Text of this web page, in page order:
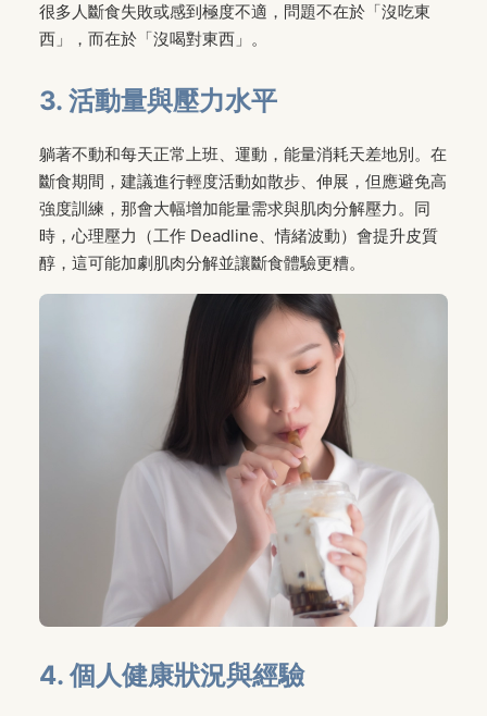
很多人斷食失敗或感到極度不適，問題不在於「沒吃東
西」，而在於「沒喝對東西」。
3. 活動量與壓力水平
躺著不動和每天正常上班、運動，能量消耗天差地別。在
斷食期間，建議進行輕度活動如散步、伸展，但應避免高
強度訓練，那會大幅增加能量需求與肌肉分解壓力。同
時，心理壓力（工作 Deadline、情緒波動）會提升皮質
醇，這可能加劇肌肉分解並讓斷食體驗更糟。
4. 個人健康狀況與經驗